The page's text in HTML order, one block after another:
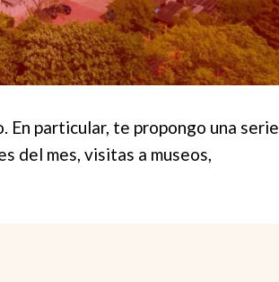
En particular, te propongo una serie
del mes, visitas a museos,